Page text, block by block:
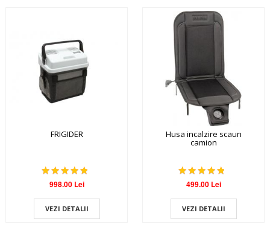
FRIGIDER
998.00 Lei
VEZI DETALII
Husa incalzire scaun
camion
499.00 Lei
VEZI DETALII